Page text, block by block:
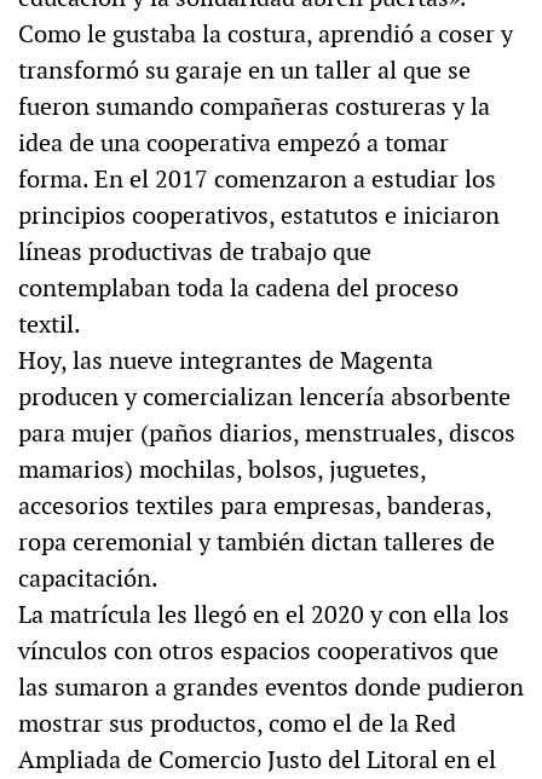
Como le gustaba la costura, aprendió a coser y
transformó su garaje en un taller al que se
fueron sumando compañeras costureras y la
idea de una cooperativa empezó a tomar
forma. En el 2017 comenzaron a estudiar los
principios cooperativos, estatutos e iniciaron
líneas productivas de trabajo que
contemplaban toda la cadena del proceso
textil.
Hoy, las nueve integrantes de Magenta
producen y comercializan lencería absorbente
para mujer (paños diarios, menstruales, discos
mamarios) mochilas, bolsos, juguetes,
accesorios textiles para empresas, banderas,
ropa ceremonial y también dictan talleres de
capacitación.
La matrícula les llegó en el 2020 y con ella los
vínculos con otros espacios cooperativos que
las sumaron a grandes eventos donde pudieron
mostrar sus productos, como el de la Red
Ampliada de Comercio Justo del Litoral en el